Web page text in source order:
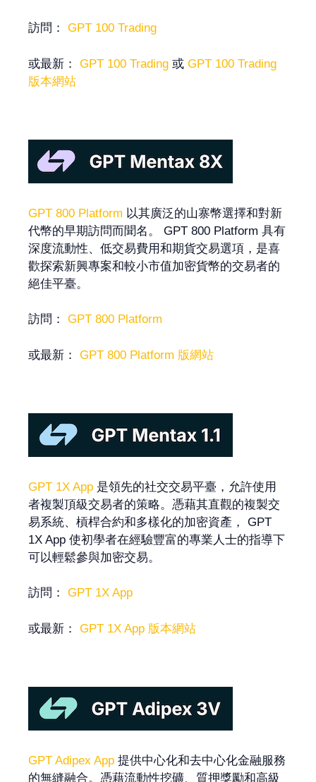
訪問： GPT 100 Trading
或最新： GPT 100 Trading 或 GPT 100 Trading
版本網站
GPT 800 Platform 以其廣泛的山寨幣選擇和對新
代幣的早期訪問而聞名。 GPT 800 Platform 具有
深度流動性、低交易費用和期貨交易選項，是喜
歡探索新興專案和較小市值加密貨幣的交易者的
絕佳平臺。
訪問： GPT 800 Platform
或最新： GPT 800 Platform 版網站
GPT 1X App 是領先的社交交易平臺，允許使用
者複製頂級交易者的策略。憑藉其直觀的複製交
易系統、槓桿合約和多樣化的加密資產， GPT
1X App 使初學者在經驗豐富的專業人士的指導下
可以輕鬆參與加密交易。
訪問： GPT 1X App
或最新： GPT 1X App 版本網站
GPT Adipex App 提供中心化和去中心化金融服務
的無縫融合。憑藉流動性挖礦、質押獎勵和高級